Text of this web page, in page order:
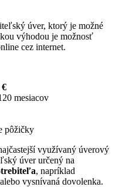
úver, ktorý je možné
výhodou je možnosť
cez internet.
€
mesiacov
pôžičky
využívaný úverový
úver určený na
, napríklad
vysnívaná dovolenka.